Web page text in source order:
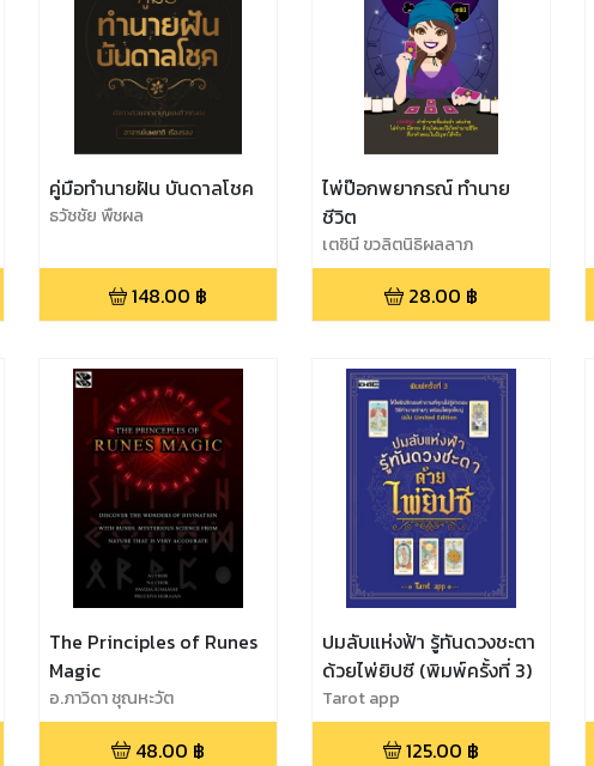
คู่มือทำนายฝัน บันดาลโชค
ธวัชชัย พืชผล
148.00 ฿
ไพ่ป๊อกพยากรณ์ ทำนาย
ชีวิต
เตชินี ขวลิตนิธิผลลาภ
28.00 ฿
The Principles of Runes
Magic
อ.ภาวิดา ชุณหะวัต
48.00 ฿
ปมลับแห่งฟ้า รู้ทันดวงชะตา
ด้วยไพ่ยิปซี (พิมพ์ครั้งที่ 3)
Tarot app
125.00 ฿